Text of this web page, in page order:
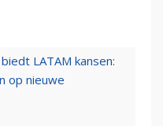
LATAM kansen:
op nieuwe